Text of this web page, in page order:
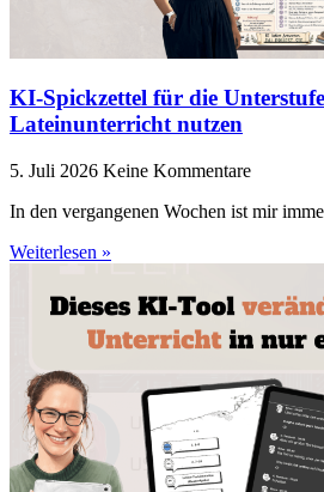
KI-Spickzettel für die
Lateinunterricht nutzen
5. Juli 2026 Keine Kommentare
In den vergangenen Wochen ist mir
Weiterlesen »